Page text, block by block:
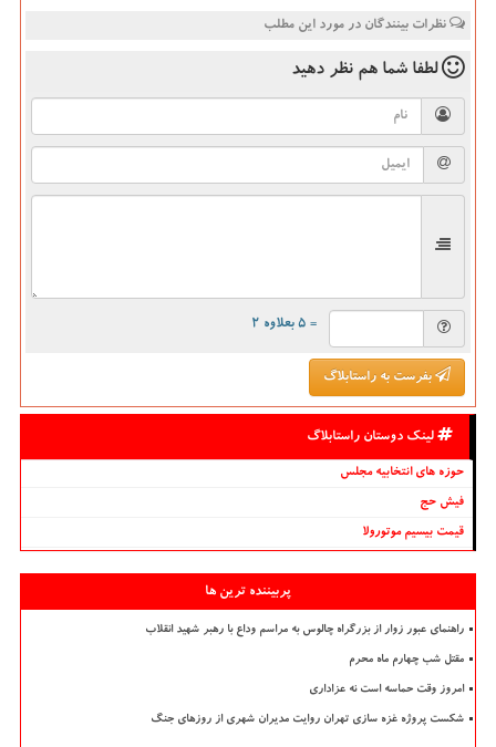
نظرات بینندگان در مورد این مطلب
لطفا شما هم نظر دهید
= ۵ بعلاوه ۲
بفرست به راستابلاگ
لینک دوستان راستابلاگ
حوزه های انتخابیه مجلس
فیش حج
قیمت بیسیم موتورولا
پربیننده ترین ها
راهنمای عبور زوار از بزرگراه چالوس به مراسم وداع با رهبر شهید انقلاب
مقتل شب چهارم ماه محرم
امروز وقت حماسه است نه عزاداری
شکست پروژه غزه سازی تهران روایت مدیران شهری از روزهای جنگ